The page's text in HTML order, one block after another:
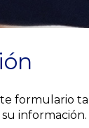
formulario
su